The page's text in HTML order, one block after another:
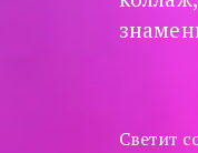
Светит